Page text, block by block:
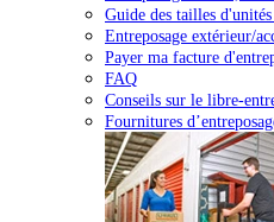
Guide des tailles
Entreposage extérieur/
Payer ma facture
FAQ
Conseils sur le libre-
Fournitures